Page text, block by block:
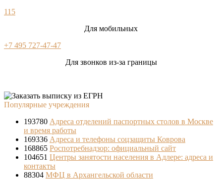
115
Для мобильных
+7 495 727-47-47
Для звонков из-за границы
Популярные учреждения
193780 Адреса отделений паспортных столов в Москве
и время работы
169336 Адреса и телефоны соцзащиты Коврова
168865 Роспотребнадзор: официальный сайт
104651 Центры занятости населения в Адлере: адреса и
контакты
88304 МФЦ в Архангельской области